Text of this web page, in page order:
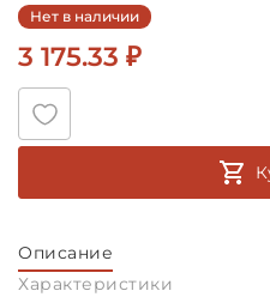
Нет в наличии
3 175.33 ₽
Описание
Характеристики